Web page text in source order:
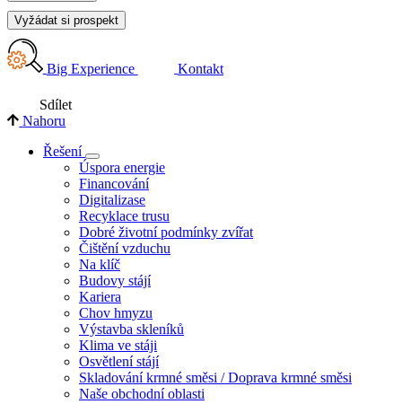
Vyžádat si prospekt
Big Experience Kontakt
Sdílet
Nahoru
Řešení
Úspora energie
Financování
Digitalizase
Recyklace trusu
Dobré životní podmínky zvířat
Čištění vzduchu
Na klíč
Budovy stájí
Kariera
Chov hmyzu
Výstavba skleníků
Klima ve stáji
Osvětlení stájí
Skladování krmné směsi / Doprava krmné směsi
Naše obchodní oblasti